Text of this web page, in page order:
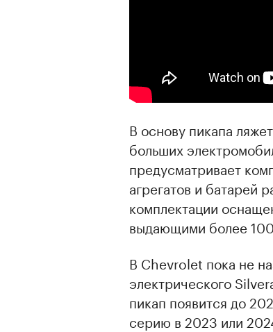
В основу пикапа
больших
предусматривает
агрегатов и батарей
комплектации
выдающими более
В Chevrolet пока не
электрического
пикап появится до
серию в 2023 или